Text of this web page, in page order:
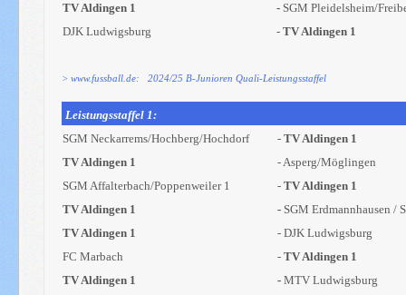
TV Aldingen 1
- SGM Pleidelsheim/
DJK Ludwigsburg
-TV Aldingen 1
> www.fussball.de: 2024/25 B-Junioren Quali-Leistungsstaffel
Leistungsstaffel 1:
SGM Neckarrems/Hochberg/Hochdorf
-TV Aldingen 1
TV Aldingen 1
- Asperg/Möglingen
SGM Affalterbach/Poppenweiler 1
-TV Aldingen 1
TV Aldingen 1
- SGM Erdmannhausen /
TV Aldingen 1
- DJK Ludwigsburg
FC Marbach
- TV Aldingen 1
TV Aldingen 1
-MTV Ludwigsburg